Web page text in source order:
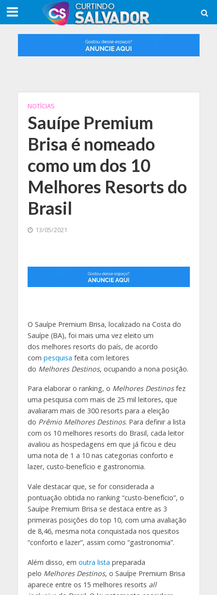
NOTÍCIAS
Sauípe Premium
Brisa é nomeado
como um dos 10
Melhores Resorts do
Brasil
13/05/2021
O Sauípe Premium Brisa, localizado na Costa do
Sauípe (BA), foi mais uma vez eleito um
dos melhores resorts do país, de acordo
com pesquisa feita com leitores
do Melhores Destinos, ocupando a nona posição.
Para elaborar o ranking, o Melhores Destinosfez
uma pesquisa com mais de 25 mil leitores, que
avaliaram mais de 300 resorts para a eleição
do Prêmio Melhores Destinos. Para definir a lista
com os 10 melhores resorts do Brasil, cada leitor
avaliou as hospedagens em que já ficou e deu
uma nota de 1 a 10 nas categorias conforto e
lazer, custo-benefício e gastronomia.
Vale destacar que, se for considerada a
pontuação obtida no ranking “custo-benefício”, o
Sauípe Premium Brisa se destaca entre as 3
primeiras posições do top 10, com uma avaliação
de 8,46, mesma nota conquistada nos quesitos
“conforto e lazer”, assim como “gastronomia”.
Além disso, em outra lista preparada
pelo Melhores Destinos, o Sauípe Premium Brisa
aparece entre os 15 melhores resorts all